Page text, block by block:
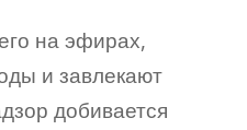
на эфирах,
и завлекают
добивается